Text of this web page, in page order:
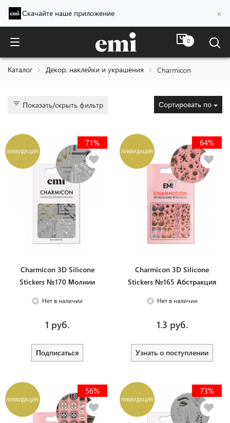
Скачайте наше приложение ×
0
Charmicon
Каталог Декор, наклейки и украшения Charmicon
Показать/скрыть фильтр Сортировать по
ЛИКВИДАЦИЯ
71%
Charmicon 3D Silicone
Stickers №170 Молнии
Нет в наличии
1 руб.
Подписаться
ЛИКВИДАЦИЯ
64%
Charmicon 3D Silicone
Stickers №165 Абстракция
Нет в наличии
1.3 руб.
Узнать о поступлении
ЛИКВИДАЦИЯ
56%
ЛИКВИДАЦИЯ
73%